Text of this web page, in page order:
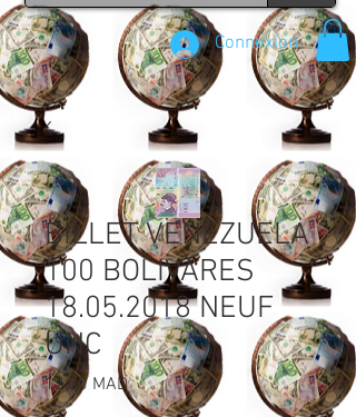
Connexion
BILLET VENEZUELA
100 BOLIVARES
18.05.2018 NEUF
UNC
12,00 MADPrix